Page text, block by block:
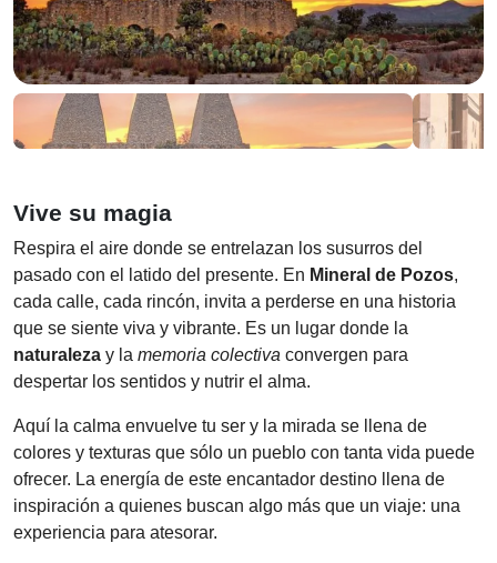
Vive su magia
Respira el aire donde se entrelazan los susurros del
pasado con el latido del presente. En Mineral de Pozos,
cada calle, cada rincón, invita a perderse en una historia
que se siente viva y vibrante. Es un lugar donde la
naturaleza y la memoria colectiva convergen para
despertar los sentidos y nutrir el alma.
Aquí la calma envuelve tu ser y la mirada se llena de
colores y texturas que sólo un pueblo con tanta vida puede
ofrecer. La energía de este encantador destino llena de
inspiración a quienes buscan algo más que un viaje: una
experiencia para atesorar.